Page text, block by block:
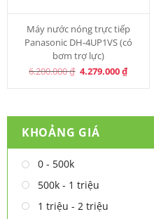
Máy nước nóng trực tiếp
Panasonic DH-4UP1VS (có
bơm trợ lực)
6.200.000₫ Original
price
4.279.000₫Current
price
KHOẢNG GIÁ
0 - 500k
500k - 1 triệu
1 triệu - 2 triệu